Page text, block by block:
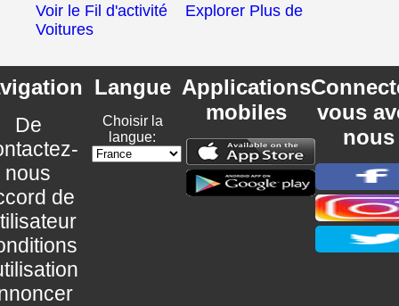
Voir le Fil d'activité
Explorer Plus de
Voitures
De
nous
de
Langue
Choisir la
langue:
Applications
mobiles
vous
nous